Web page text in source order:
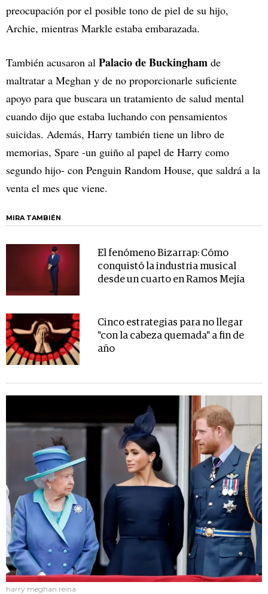
preocupación por el posible tono de piel de su hijo,
Archie, mientras Markle estaba embarazada.
También acusaron al Palacio de Buckingham de
maltratar a Meghan y de no proporcionarle suficiente
apoyo para que buscara un tratamiento de salud mental
cuando dijo que estaba luchando con pensamientos
suicidas. Además, Harry también tiene un libro de
memorias, Spare -un guiño al papel de Harry como
segundo hijo- con Penguin Random House, que saldrá a la
venta el mes que viene.
MIRA TAMBIÉN
El fenómeno Bizarrap: Cómo
conquistó la industria musical
desde un cuarto en Ramos Mejía
Cinco estrategias para no llegar
"con la cabeza quemada" a fin de
año
harry meghan reina